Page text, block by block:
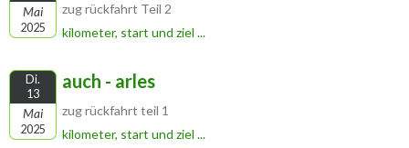
Mai
2025
zug rückfahrt Teil 2
kilometer, start und ziel ...
Di.
13
Mai
2025
auch - arles
zug rückfahrt teil 1
kilometer, start und ziel ...